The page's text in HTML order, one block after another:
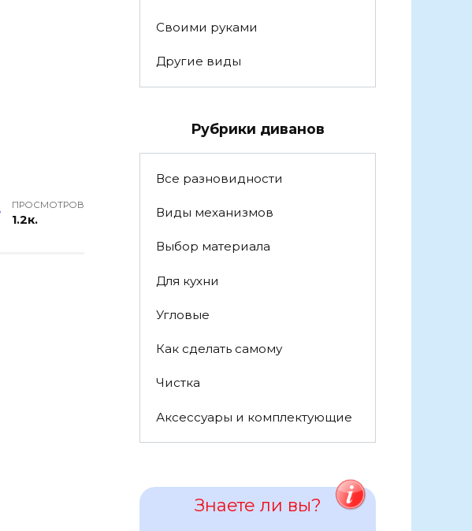
ПРОСМОТРОВ
1.2к.
Своими руками
Другие виды
Рубрики диванов
Все разновидности
Виды механизмов
Выбор материала
Для кухни
Угловые
Как сделать самому
Чистка
Аксессуары и комплектующие
Знаете ли вы?